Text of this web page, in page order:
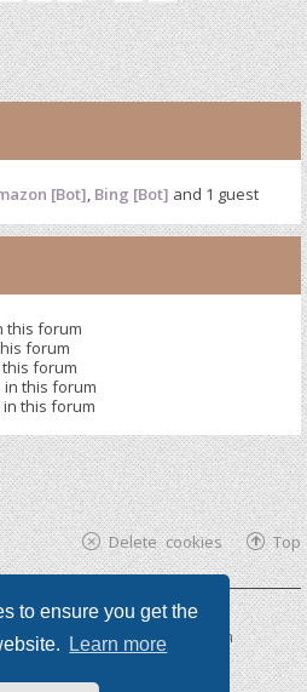
to ensure you get the
Learn more
[Bot], Bing [Bot] and 1 guest
this forum
forum
forum
this forum
this forum
Top
Delete cookies
| phpBB3 theme byKomiDesign